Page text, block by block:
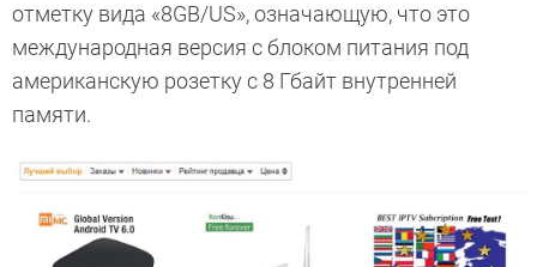
отметку вида «8GB/US», означающую, что это
международная версия с блоком питания под
американскую розетку с 8 Гбайт внутренней
памяти.